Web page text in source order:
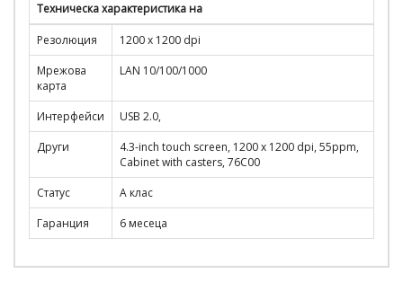
Техническа характеристика на
Резолюция
1200 x 1200 dpi
Мрежова
карта
LAN 10/100/1000
Интерфейси
USB 2.0,
Други
4.3-inch touch screen, 1200 x 1200 dpi, 55ppm,
Cabinet with casters, 76C00
Статус
A клас
Гаранция
6 месеца